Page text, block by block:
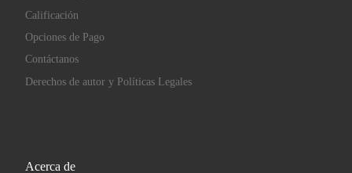
Calificación
Opciones de Pago
Contáctanos
Derechos de autor y Políticas Legales
Acerca de